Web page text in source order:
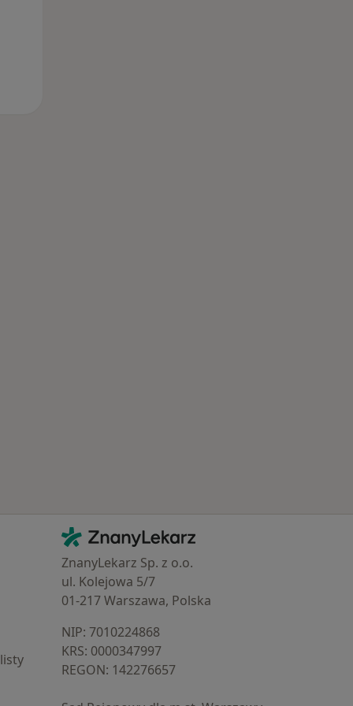
Kontakt
ZnanyLekarz - Strona główna
ZnanyLekarz Sp. z o.o.
ul. Kolejowa 5/7
01-217 Warszawa, Polska
NIP: ⁠7010224868
KRS: ⁠0000347997
REGON: ⁠142276657